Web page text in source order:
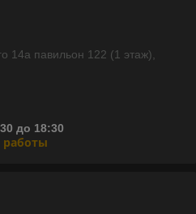
14а павильон 122 (1 этаж),
до 18:30
работы